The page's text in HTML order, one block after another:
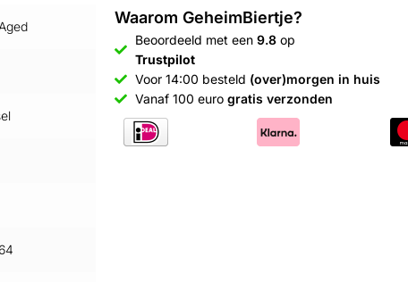
Waarom GeheimBiertje?
Beoordeeld met een 9.8op
Trustpilot
Voor 14:00 besteld (over)morgen in huis
Vanaf 100 euro gratis verzonden